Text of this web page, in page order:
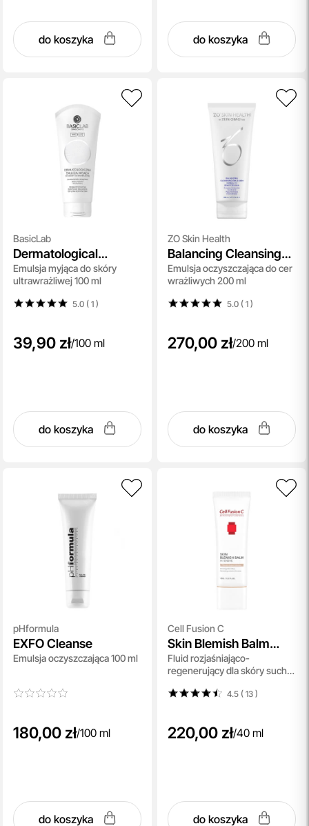
do koszyka do koszyka
BasicLab
Dermatological
Puryfing Emulsion
Emulsja myjąca do skóry
ultrawrażliwej 100 ml
5.0 ( 1)
39,90 zł/100 ml
do koszyka
ZO Skin Health
Balancing Cleansing
Emulsion
Emulsja oczyszczająca do cer
wrażliwych 200 ml
5.0 ( 1)
270,00 zł/200 ml
do koszyka
pHformula
EXFO Cleanse
Emulsja oczyszczająca 100 ml
180,00 zł/100 ml
do koszyka
Cell Fusion C
Skin Blemish Balm
Intensive
Fluid rozjaśniająco-
regenerujący dla skóry suchej
4.5 ( 13)
220,00 zł/40 ml
do koszyka